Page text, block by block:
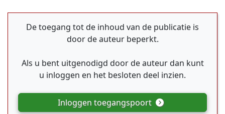
De toegang tot de inhoud van de publicatie is
door de auteur beperkt.
Als u bent uitgenodigd door de auteur dan kunt
u inloggen en het besloten deel inzien.
Inloggen toegangspoort